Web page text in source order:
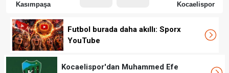
Kasımpaşa Kocaelispor
Futbol burada daha akıllı: Sporx
YouTube
Kocaelispor'dan Muhammed Efe